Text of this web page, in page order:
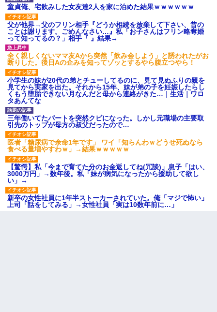
【悲報】佐藤輝明・・・２軍
でも盛大にやらかす←あまり悲
しませないでくれ
童貞俺、宅飲みした女友達2人を家に泊めた結果ｗｗｗｗｗｗ
父が他界→父のフリン相手『どうか相続を放棄して下さい、昔の
ことは謝ります。ごめんなさい…』私「お子さんはフリン略奪婚
って知ってるの？」相手『 』結果→
全く親しくないママ友Aから突然「飲み会しよう」と誘われたがお
断りした。後日Aの企みを知ってゾッとするやら腹立つやら！
小学生の妹が20代の弟とチューしてるのに、見て見ぬふりの親を
見てから実家を出た。それから15年、妹が弟の子を妊娠したらし
くもう堕胎できない月なんだと母から連絡がきた…｜生活｜ワロ
タあんてな
三年働いてたパートを突然クビになった。しかし元職場の主要取
引先のトップが母方の叔父だったので…
医者「糖尿病で余命1年です」 ワイ「知らんわｗどうせ死ぬなら
食べる量増やすわｗ」→結果ｗｗｗｗｗ
【驚愕】私「今まで育てた分のお金返してね(冗談)」息子「はい、
3000万円」→数年後。私「妹が病気になったから援助して欲し
い」→
新卒の女性社員に1年半ストーカーされていた。俺「マジで怖い」
上司「話をしてみる」→女性社員「実は10数年前に…」